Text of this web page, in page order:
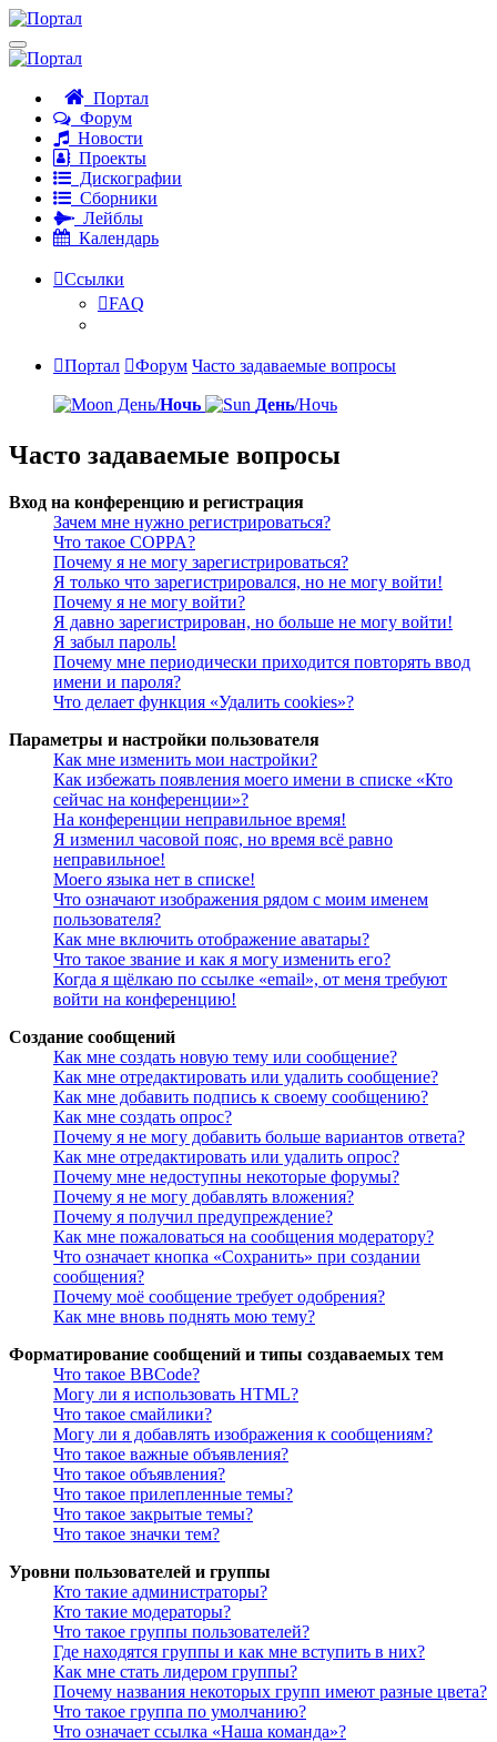
Портал
Форум
Новости
Проекты
Дискографии
Сборники
Лейблы
Календарь
Ссылки
FAQ
Портал Форум Часто задаваемые вопросы
День/Ночь День/Ночь
Часто задаваемые вопросы
Вход на конференцию и регистрация
Зачем мне нужно регистрироваться?
Что такое COPPA?
Почему я не могу зарегистрироваться?
Я только что зарегистрировался, но не могу войти!
Почему я не могу войти?
Я давно зарегистрирован, но больше не могу войти!
Я забыл пароль!
Почему мне периодически приходится повторять ввод
имени и пароля?
Что делает функция «Удалить cookies»?
Параметры и настройки пользователя
Как мне изменить мои настройки?
Как избежать появления моего имени в списке «Кто
сейчас на конференции»?
На конференции неправильное время!
Я изменил часовой пояс, но время всё равно
неправильное!
Моего языка нет в списке!
Что означают изображения рядом с моим именем
пользователя?
Как мне включить отображение аватары?
Что такое звание и как я могу изменить его?
Когда я щёлкаю по ссылке «email», от меня требуют
войти на конференцию!
Создание сообщений
Как мне создать новую тему или сообщение?
Как мне отредактировать или удалить сообщение?
Как мне добавить подпись к своему сообщению?
Как мне создать опрос?
Почему я не могу добавить больше вариантов ответа?
Как мне отредактировать или удалить опрос?
Почему мне недоступны некоторые форумы?
Почему я не могу добавлять вложения?
Почему я получил предупреждение?
Как мне пожаловаться на сообщения модератору?
Что означает кнопка «Сохранить» при создании
сообщения?
Почему моё сообщение требует одобрения?
Как мне вновь поднять мою тему?
Форматирование сообщений и типы создаваемых тем
Что такое BBCode?
Могу ли я использовать HTML?
Что такое смайлики?
Могу ли я добавлять изображения к сообщениям?
Что такое важные объявления?
Что такое объявления?
Что такое прилепленные темы?
Что такое закрытые темы?
Что такое значки тем?
Уровни пользователей и группы
Кто такие администраторы?
Кто такие модераторы?
Что такое группы пользователей?
Где находятся группы и как мне вступить в них?
Как мне стать лидером группы?
Почему названия некоторых групп имеют разные цвета?
Что такое группа по умолчанию?
Что означает ссылка «Наша команда»?